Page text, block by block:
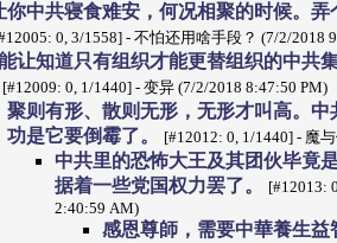
你中共寝食难安，何况相聚的时候。
0, 3/1558] - 不怕还用啥手段？ (7/2/2018
让知道只有组织才能更替组织的中共
[#12009: 0, 1/1440] - 变异 (7/2/2018 8:47:50 PM)
聚则有形、散则无形，无形才叫高。
功是它要倒霉了。
[#12012: 0, 1/1440] - 魔
中共里的恐怖大王及其团伙毕竟
据着一些党国权力罢了。
[#12013:
2:40:59 AM)
感恩尊師，需要中華養生